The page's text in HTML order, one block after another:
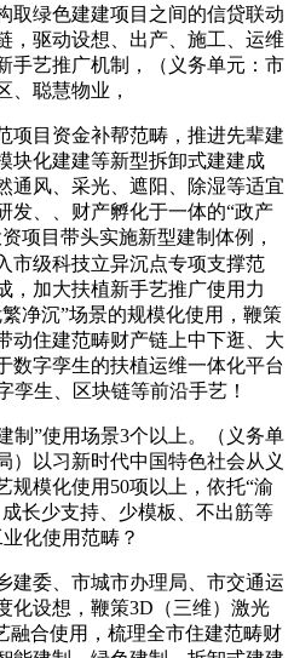
取绿色建建项目之间的信贷联动
，驱动设想、出产、施工、运维
手艺推广机制，（义务单元：市
、聪慧物业，
目资金补帮范畴，推进先辈建
块化建建等新型拆卸式建建成
通风、采光、遮阳、除湿等适宜
发、、财产孵化于一体的“政产
项目带头实施新型建制体例，
市级科技立异沉点专项支撑范
，加大扶植新手艺推广使用力
净沉”场景的规模化使用，鞭策
动住建范畴财产链上中下逛、大
数字孪生的扶植运维一体化平台
孪生、区块链等前沿手艺！
”使用场景3个以上。（义务单
）以习新时代中国特色社会从义
规模化使用50项以上，依托“渝
长少支持、少模板、不出筋等
化使用范畴？
委、市城市办理局、市交通运
化设想，鞭策3D（三维）激光
融合使用，梳理全市住建范畴财